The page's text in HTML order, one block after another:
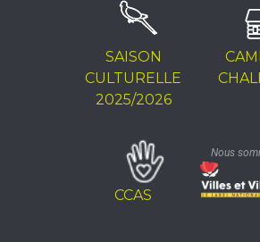
SAISON
CULTURELLE
2025/2026
CCAS
Nous